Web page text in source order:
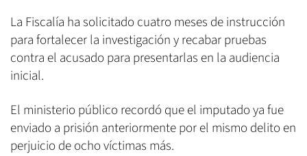
La Fiscalía ha solicitado cuatro meses de instrucción
para fortalecer la investigación y recabar pruebas
contra el acusado para presentarlas en la audiencia
inicial.
El ministerio público recordó que el imputado ya fue
enviado a prisión anteriormente por el mismo delito en
perjuicio de ocho víctimas más.